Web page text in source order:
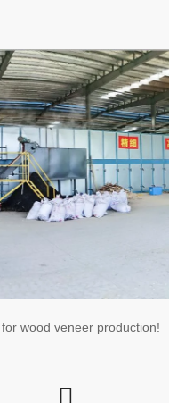
wood veneer production!